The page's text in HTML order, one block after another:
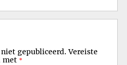
gepubliceerd. Vereiste
met *